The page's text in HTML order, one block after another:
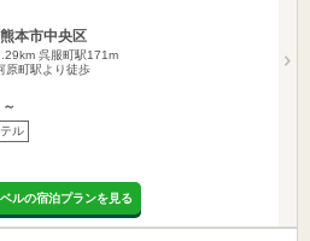
本市中央区
呉服町駅171m
原町駅より徒歩
ル
ルの宿泊プランを見る